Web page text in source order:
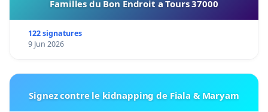
Familles du Bon Endroit a Tours 37000
122 signatures
9 Jun 2026
Signez contre le kidnapping de Fiala & Maryam